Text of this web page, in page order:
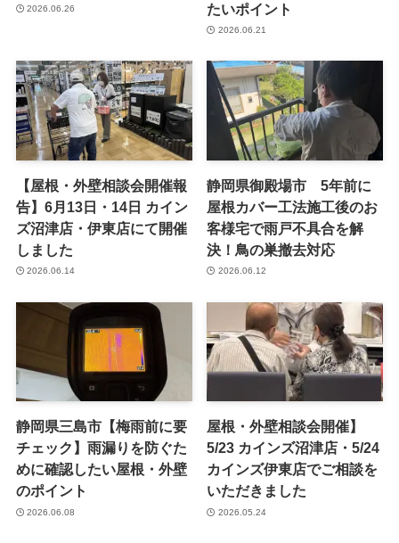
2026.06.26 たいポイント
2026.06.21
【屋根・外壁相談会開催報
告】6月13日・14日 カイン
ズ沼津店・伊東店にて開催
しました
2026.06.14
静岡県御殿場市 5年前に
屋根カバー工法施工後のお
客様宅で雨戸不具合を解
決！鳥の巣撤去対応
2026.06.12
静岡県三島市【梅雨前に要
チェック】雨漏りを防ぐた
めに確認したい屋根・外壁
のポイント
2026.06.08
屋根・外壁相談会開催】
5/23 カインズ沼津店・5/24
カインズ伊東店でご相談を
いただきました
2026.05.24